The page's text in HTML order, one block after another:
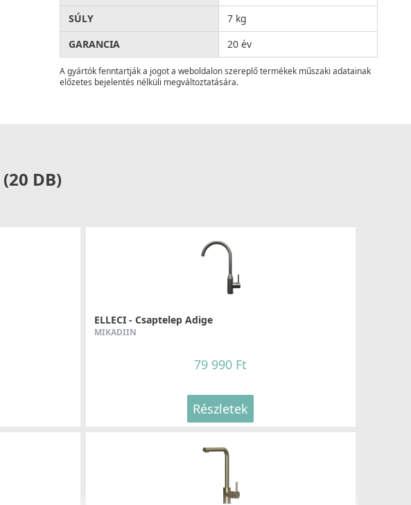
SÚLY
7 kg
GARANCIA
20 év
A gyártók fenntartják a jogot a weboldalon szereplő termékek műszaki adatainak
előzetes bejelentés nélküli megváltoztatására.
DB)
ELLECI - Csaptelep Adige
MIKADIIN
79 990 Ft
Részletek